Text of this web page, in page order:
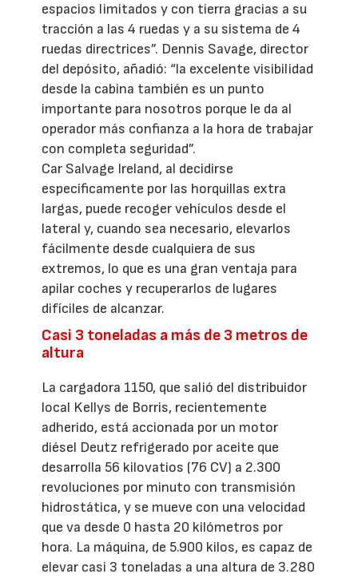
espacios limitados y con tierra gracias a su
tracción a las 4 ruedas y a su sistema de 4
ruedas directrices”. Dennis Savage, director
del depósito, añadió: “la excelente visibilidad
desde la cabina también es un punto
importante para nosotros porque le da al
operador más confianza a la hora de trabajar
con completa seguridad”.
Car Salvage Ireland, al decidirse
específicamente por las horquillas extra
largas, puede recoger vehículos desde el
lateral y, cuando sea necesario, elevarlos
fácilmente desde cualquiera de sus
extremos, lo que es una gran ventaja para
apilar coches y recuperarlos de lugares
difíciles de alcanzar.
Casi 3 toneladas a más de 3 metros de
altura
La cargadora 1150, que salió del distribuidor
local Kellys de Borris, recientemente
adherido, está accionada por un motor
diésel Deutz refrigerado por aceite que
desarrolla 56 kilovatios (76 CV) a 2.300
revoluciones por minuto con transmisión
hidrostática, y se mueve con una velocidad
que va desde 0 hasta 20 kilómetros por
hora. La máquina, de 5.900 kilos, es capaz de
elevar casi 3 toneladas a una altura de 3.280